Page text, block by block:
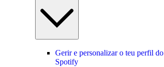
Gerir e personalizar o teu perfil do
Spotify